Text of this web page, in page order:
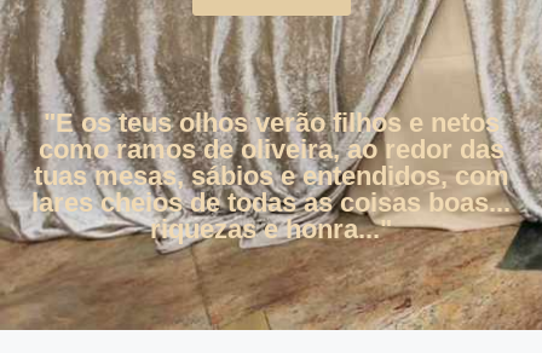
"E os teus olhos verão filhos e netos
como ramos de oliveira, ao redor das
tuas mesas, sábios e entendidos, com
lares cheios de todas as coisas boas...
riquezas e honra..."